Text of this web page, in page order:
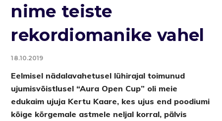
nime teiste
rekordiomanike vahel
18.10.2019
Eelmisel nädalavahetusel lühirajal toimunud
ujumisvõistlusel “Aura Open Cup” oli meie
edukaim ujuja Kertu Kaare, kes ujus end poodiumi
kõige kõrgemale astmele neljal korral, pälvis